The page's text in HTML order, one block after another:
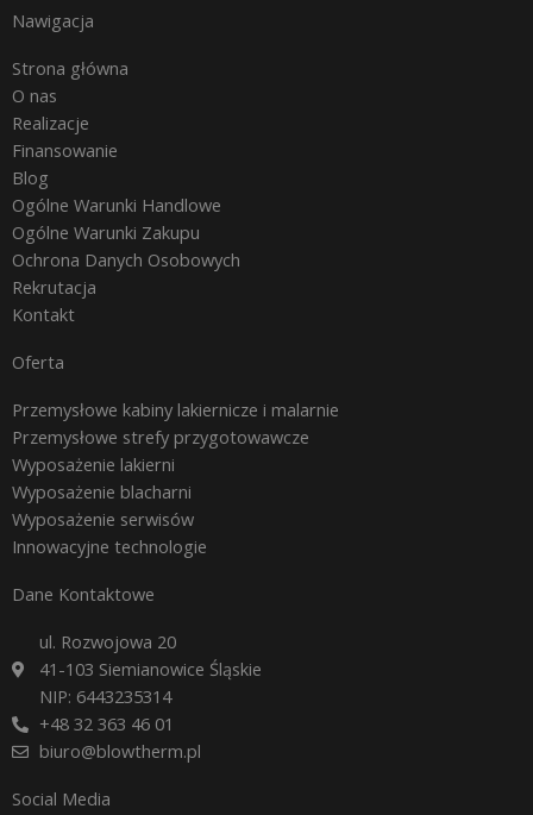
Nawigacja
Strona główna
O nas
Realizacje
Finansowanie
Blog
Ogólne Warunki Handlowe
Ogólne Warunki Zakupu
Ochrona Danych Osobowych
Rekrutacja
Kontakt
Oferta
Przemysłowe kabiny lakiernicze i malarnie
Przemysłowe strefy przygotowawcze
Wyposażenie lakierni
Wyposażenie blacharni
Wyposażenie serwisów
Innowacyjne technologie
Dane Kontaktowe
ul. Rozwojowa 20
41-103 Siemianowice Śląskie
NIP: 6443235314
+48 32 363 46 01
biuro@blowtherm.pl
Social Media